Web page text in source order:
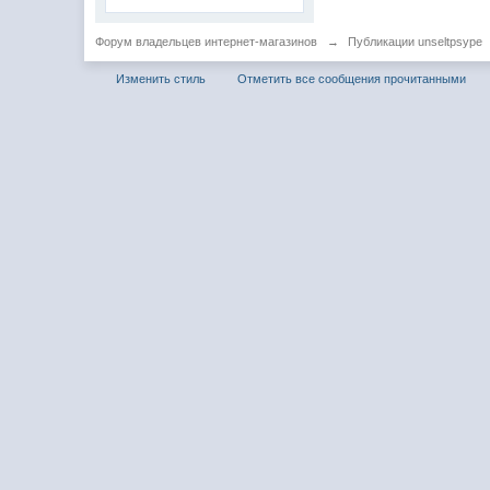
Форум владельцев интернет-магазинов → Публикации unseltpsype
Изменить стиль Отметить все сообщения прочитанными